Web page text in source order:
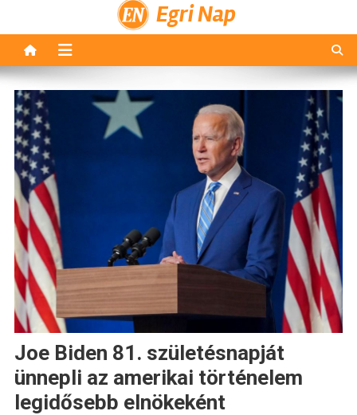
Egri Nap
Joe Biden 81. születésnapját
ünnepli az amerikai történelem
legidősebb elnökeként